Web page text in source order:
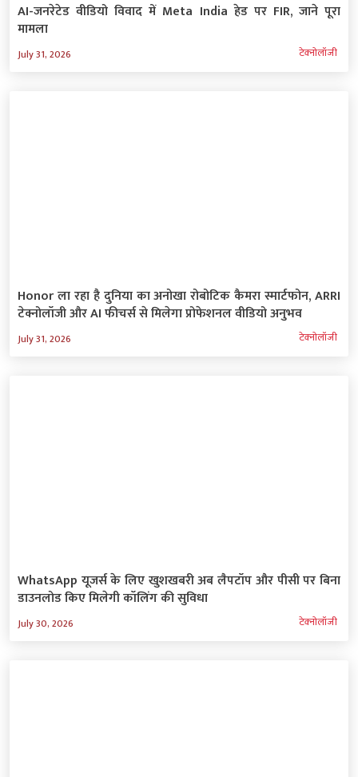
AI-जनरेटेड वीडियो विवाद में Meta India हेड पर FIR, जाने पूरा
मामला
July 31, 2026 टेक्‍नोलॉजी
Honor ला रहा है दुनिया का अनोखा रोबोटिक कैमरा स्मार्टफोन, ARRI
टेक्नोलॉजी और AI फीचर्स से मिलेगा प्रोफेशनल वीडियो अनुभव
July 31, 2026 टेक्‍नोलॉजी
WhatsApp यूजर्स के लिए खुशखबरी अब लैपटॉप और पीसी पर बिना
डाउनलोड किए मिलेगी कॉलिंग की सुविधा
July 30, 2026 टेक्‍नोलॉजी